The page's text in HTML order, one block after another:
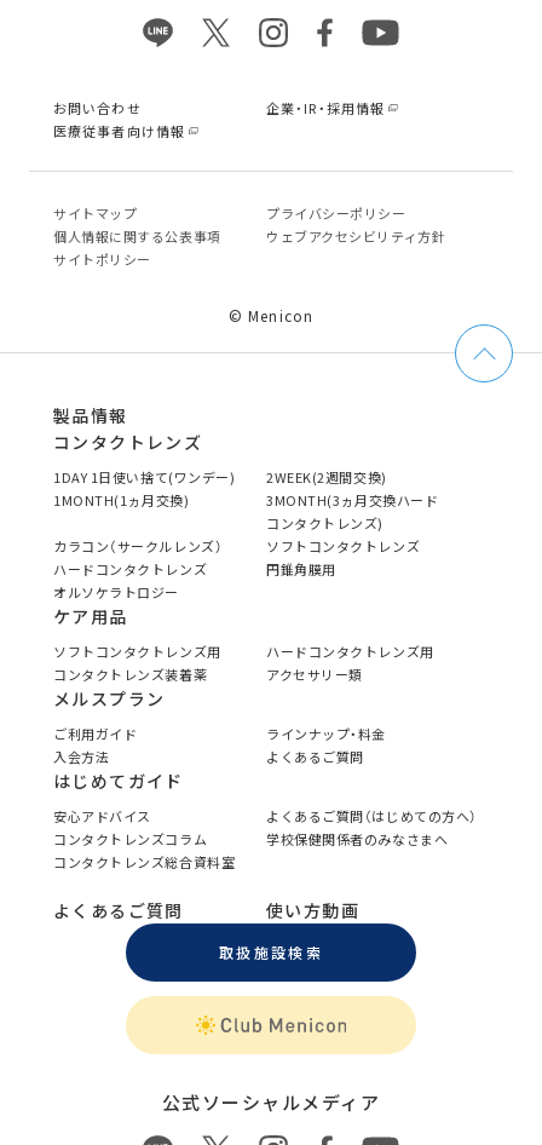
お問い合わせ
企業・IR・採用情報
医療従事者向け情報
サイトマップ
プライバシーポリシー
個⼈情報に関する公表事項
ウェブアクセシビリティ方針
サイトポリシー
© Menicon
製品情報
コンタクトレンズ
1DAY 1日使い捨て(ワンデー)
2WEEK(2週間交換)
1MONTH(1ヵ月交換)
3MONTH(3ヵ月交換ハード
コンタクトレンズ)
カラコン（サークルレンズ）
ソフトコンタクトレンズ
ハードコンタクトレンズ
円錐角膜用
オルソケラトロジー
ケア用品
ソフトコンタクトレンズ用
ハードコンタクトレンズ用
コンタクトレンズ装着薬
アクセサリー類
メルスプラン
ご利用ガイド
ラインナップ・料金
入会方法
よくあるご質問
はじめてガイド
安心アドバイス
よくあるご質問（はじめての方へ）
コンタクトレンズコラム
学校保健関係者のみなさまへ
コンタクトレンズ総合資料室
よくあるご質問 使い方動画
取扱施設検索
公式ソーシャルメディア